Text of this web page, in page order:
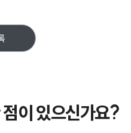
사례
신동향
보
야이 있으신가요?